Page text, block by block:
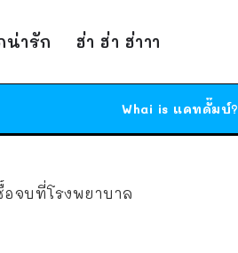
น่ารัก ฮ่า ฮ่า ฮ่าาา
Whai is แคทดั๊มบ์?
จบที่โรงพยาบาล